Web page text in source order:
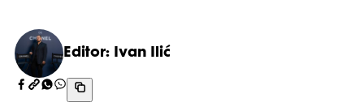
Editor: Ivan Ilić